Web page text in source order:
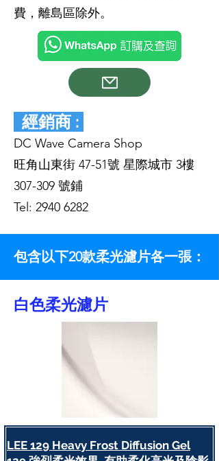
費，離島區除外。
經銷商 :
DC Wave Camera Shop
旺角山東街 47-51號 星際城市 3樓
307-309 號鋪
Tel: 2940 6282
包含以下20款柔光濾片各一張：
白色柔光濾片
LEE 129 Heavy Frost Diffusion Gel